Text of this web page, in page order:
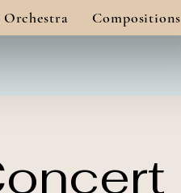
Orchestra Compositions